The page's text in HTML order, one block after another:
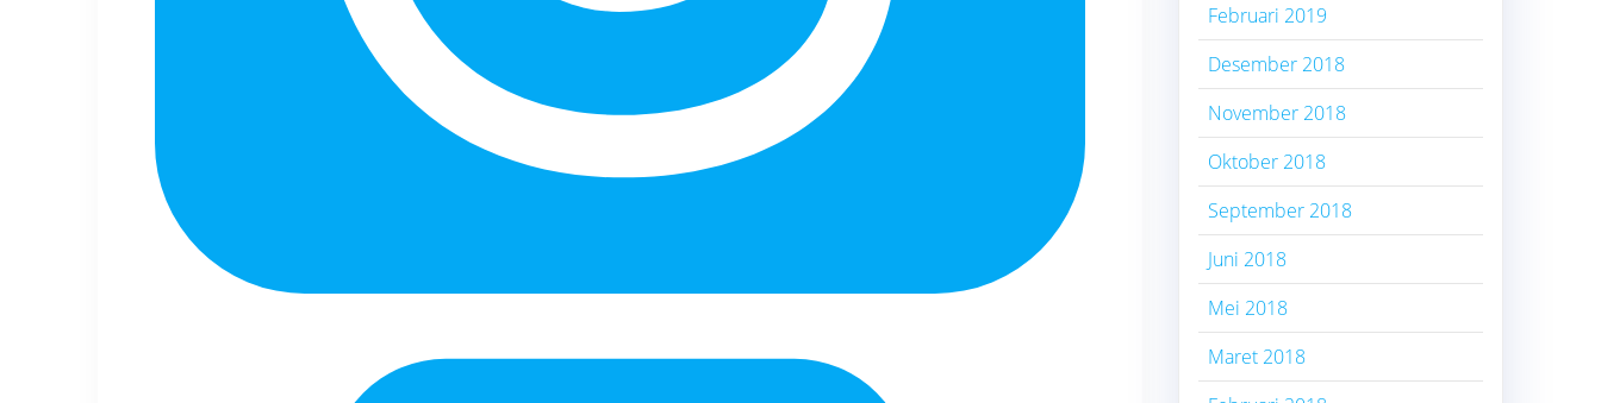
Februari 2019
Desember 2018
November 2018
Oktober 2018
September 2018
Juni 2018
Mei 2018
Maret 2018